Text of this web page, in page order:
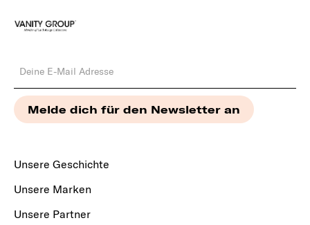
Unsere Geschichte
Unsere Marken
Unsere Partner